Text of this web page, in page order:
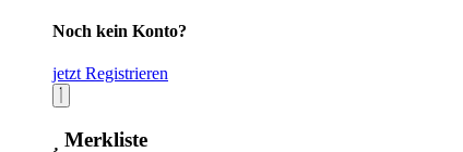
Noch kein Konto?
jetzt Registrieren
Merkliste